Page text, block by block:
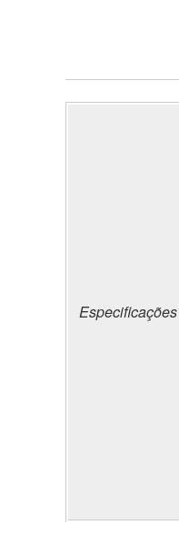
Especificações